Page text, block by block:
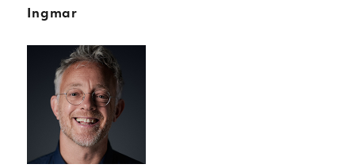
Ingmar